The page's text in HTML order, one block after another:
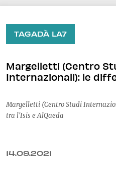
TAGADÀ LA7
Margelletti (Centro
Internazionali): le
Margelletti (Centro Studi
tra l'Isis e AlQaeda
14.09.2021